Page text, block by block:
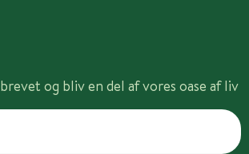
og bliv en del af vores oase af liv